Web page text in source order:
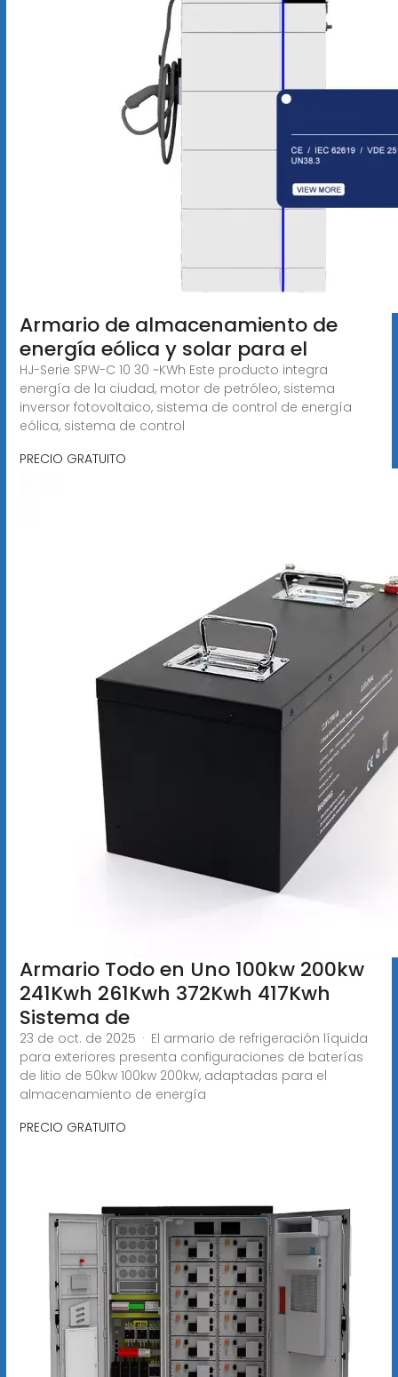
Armario de almacenamiento de
energía eólica y solar para el
HJ-Serie SPW-C 10 30 ~KWh Este producto integra
energía de la ciudad, motor de petróleo, sistema
inversor fotovoltaico, sistema de control de energía
eólica, sistema de control
PRECIO GRATUITO
Armario Todo en Uno 100kw 200kw
241Kwh 261Kwh 372Kwh 417Kwh
Sistema de
23 de oct. de 2025 · El armario de refrigeración líquida
para exteriores presenta configuraciones de baterías
de litio de 50kw 100kw 200kw, adaptadas para el
almacenamiento de energía
PRECIO GRATUITO